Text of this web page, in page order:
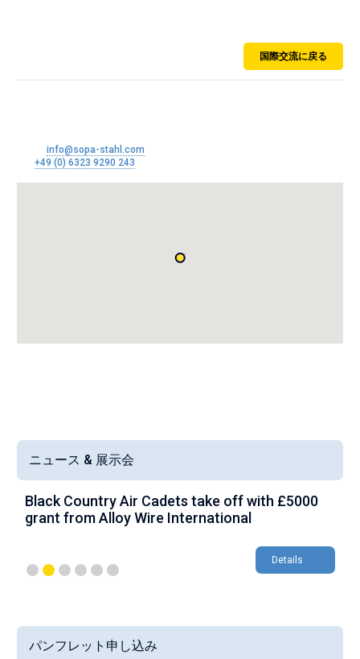
国際交流に戻る
Email:info@sopa-stahl.com
+49 (0) 6323 9290 243
ニュース & 展示会
Black Country Air Cadets take off with £5000
grant from Alloy Wire International
Details
パンフレット申し込み